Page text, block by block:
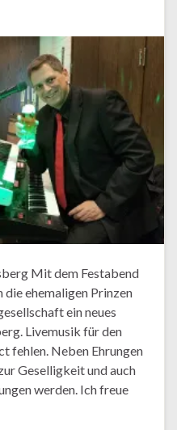
Mit dem Festabend
ehemaligen Prinzen
ein neues
Livemusik für den
fehlen. Neben Ehrungen
Geselligkeit und auch
werden. Ich freue